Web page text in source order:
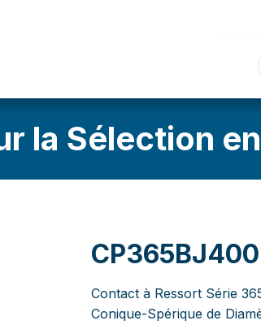
Sélection en
la Sélection
Contact à Ressort Série
Conique-Spérique de